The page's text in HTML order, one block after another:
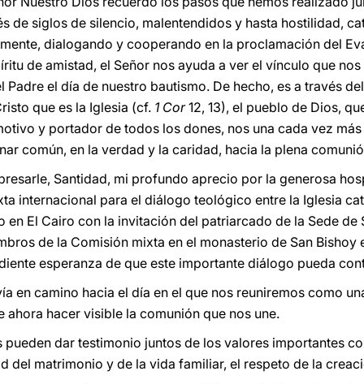
de siglos de silencio, malentendidos y hasta hostilidad,
dialogando y cooperando en la proclamación del
de amistad, el Señor nos ayuda a ver el vínculo que
Padre el día de nuestro bautismo. De hecho, es a través
que es la Iglesia (cf. 1 Cor12, 13), el pueblo de Dios,
y portador de todos los dones, nos una cada vez
común, en la verdad y la caridad, hacia la plena
Santidad, mi profundo aprecio por la generosa
internacional para el diálogo teológico entre la Iglesia
en El Cairo con la invitación del patriarcado de la Sede
de la Comisión mixta en el monasterio de San Bishoy
esperanza de que este importante diálogo pueda
en camino hacia el día en el que nos reuniremos como
ahora hacer visible la comunión que nos une.
dar testimonio juntos de los valores importantes
del matrimonio y de la vida familiar, el respeto de la